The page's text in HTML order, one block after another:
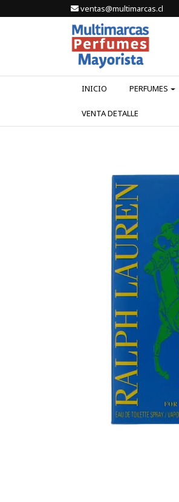
ventas@multimarcas.cl
INICIO PERFUMES
VENTA DETALLE